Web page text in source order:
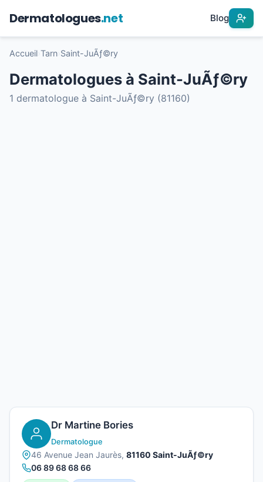
Dermatologues.net Blog
Accueil Tarn Saint-JuÃƒ©ry
Dermatologues à Saint-JuÃƒ©ry
1 dermatologue à Saint-JuÃƒ©ry (81160)
Dr Martine Bories
Dermatologue
46 Avenue Jean Jaurès, 81160 Saint-JuÃƒ©ry
06 89 68 68 66